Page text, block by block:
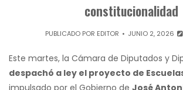
constitucionalidad
PUBLICADO POR EDITOR JUNIO 2, 2026
Este martes, la Cámara de Diputados y
despachó a ley el proyecto de
impulsado por el Gobierno de José